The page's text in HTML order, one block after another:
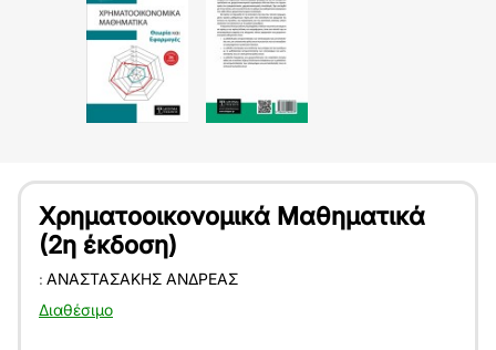
Χρηματοοικονομικά Μαθηματικά
(2η έκδοση)
Διαθέσιμο
: ΑΝΑΣΤΑΣΆΚΗΣ ΑΝΔΡΈΑΣ